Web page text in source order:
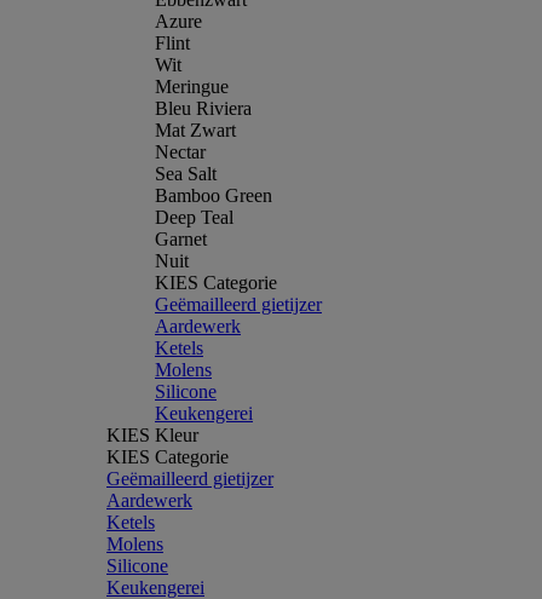
Azure
Flint
Wit
Meringue
Bleu Riviera
Mat Zwart
Nectar
Sea Salt
Bamboo Green
Deep Teal
Garnet
Nuit
KIES Categorie
Geëmailleerd gietijzer
Aardewerk
Ketels
Molens
Silicone
Keukengerei
KIES Kleur
KIES Categorie
Geëmailleerd gietijzer
Aardewerk
Ketels
Molens
Silicone
Keukengerei